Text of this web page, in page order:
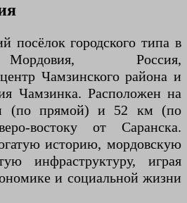
посёлок городского типа в
Россия,
Чамзинского района и
Чамзинка. Расположен на
(по прямой) и 52 км (по
востоку от Саранска.
историю, мордовскую
инфраструктуру, играя
и социальной жизни